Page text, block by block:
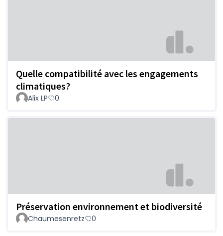
Quelle compatibilité avec les engagements
climatiques?
Alix LP 0
Préservation environnement et biodiversité
Chaumesenretz 0